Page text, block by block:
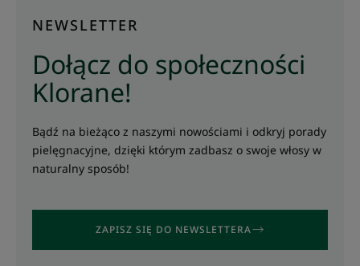
NEWSLETTER
Dołącz do społeczności
Klorane!
Bądź na bieżąco z naszymi nowościami i odkryj porady
pielęgnacyjne, dzięki którym zadbasz o swoje włosy w
naturalny sposób!
ZAPISZ SIĘ DO NEWSLETTERA